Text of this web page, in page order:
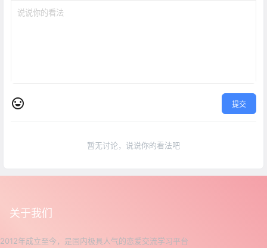
提交
暂无讨论，说说你的看法吧
关于我们
2012年成立至今，是国内极具人气的恋爱交流学习平台